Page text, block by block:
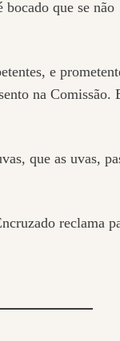
que se não
e
na Comissão.
que as uvas,
reclama